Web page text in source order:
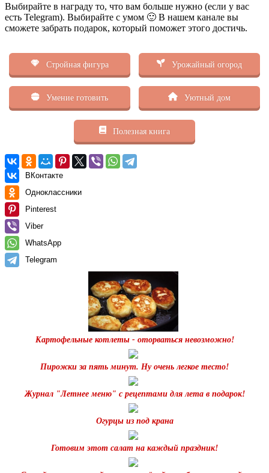
Выбирайте в награду то, что вам больше нужно (если у вас
есть Telegram). Выбирайте с умом 🙂 В нашем канале вы
сможете забрать подарок, который поможет этого достичь.
Стройная фигура Урожайный огород
Умение готовить Уютный дом
Полезная книга
ВКонтакте
Одноклассники
Pinterest
Viber
WhatsApp
Telegram
Картофельные котлеты - оторваться невозможно!
Пирожки за пять минут. Ну очень легкое тесто!
Журнал "Летнее меню" с рецептами для лета в подарок!
Огурцы из под крана
Готовим этот салат на каждый праздник!